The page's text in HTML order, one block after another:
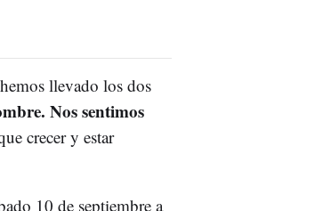
llevado los dos
Nos sentimos
crecer y estar
10 de septiembre a